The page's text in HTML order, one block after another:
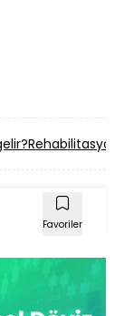
Favoriler